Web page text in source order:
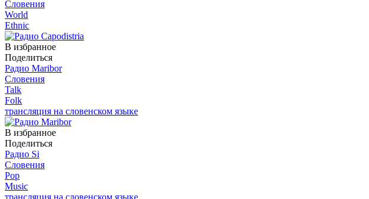
Словения
World
Ethnic
В избранное
Поделиться
Радио Maribor
Словения
Talk
Folk
трансляция на словенском языке
В избранное
Поделиться
Радио Si
Словения
Pop
Music
трансляция на словенском языке